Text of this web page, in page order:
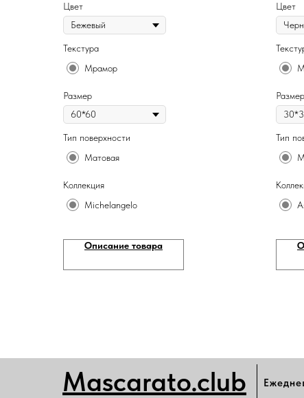
Цвет
Текстура
Мрамор
Размер
Тип поверхности
Матовая
Коллекция
Michelangelo
Описание товара
Цвет
Размер
Тип
Mascarato.club